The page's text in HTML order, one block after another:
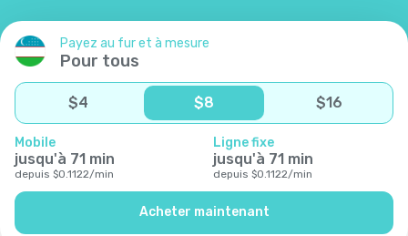
Payez au fur et à mesure
Pour tous
$4 $8 $16
Mobile
jusqu'à 71 min
depuis $0.1122/min
Ligne fixe
jusqu'à 71 min
depuis $0.1122/min
Acheter maintenant